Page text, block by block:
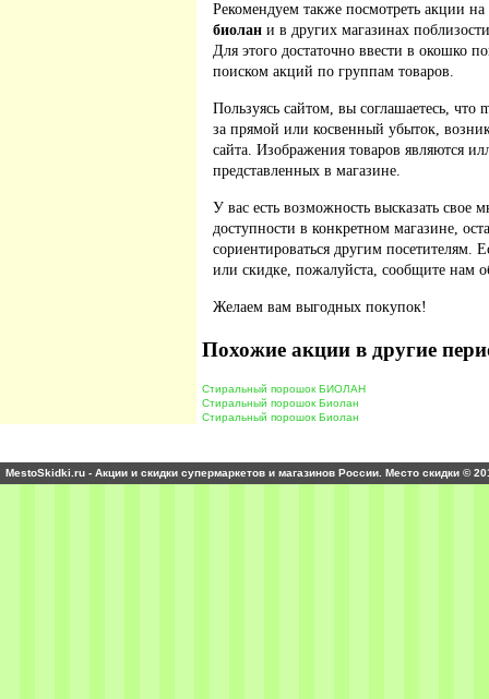
Рекомендуем также посмотреть акции
биолан и в других магазинах
Для этого достаточно ввести в окошко
поиском акций по группам товаров.
Пользуясь сайтом, вы соглашаетесь, что
за прямой или косвенный убыток,
сайта. Изображения товаров являются
представленных в магазине.
У вас есть возможность высказать свое
доступности в конкретном магазине,
сориентироваться другим
или скидке, пожалуйста, сообщите нам
Желаем вам выгодных покупок!
Похожие акции в другие
Стиральный порошок БИОЛАН
Стиральный порошок Биолан
Стиральный порошок Биолан
MestoSkidki.ru - Акции и скидки супермаркетов и магазинов России. Место скидки ©